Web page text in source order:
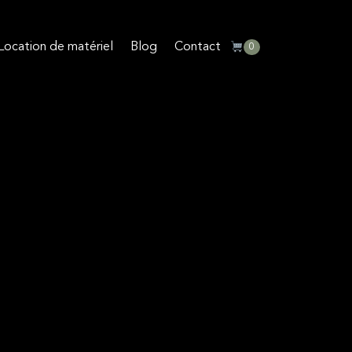
de matériel Blog Contact 0